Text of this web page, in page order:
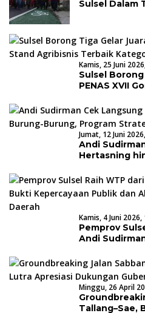
Sulsel Dalam
Kamis, 25 Juni
Sulsel
PENAS XVII
Jumat, 12 Juni
Andi
Hertasning
Kamis, 4 Juni 2026,
Pemprov
Andi
Daerah
Minggu, 26 April
Tallang–Sae,